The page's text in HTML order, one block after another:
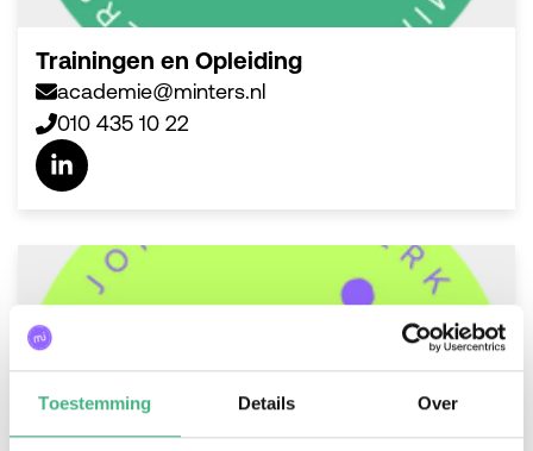
Toestemming Details Over
Trainingen en Opleiding
academie@minters.nl
010 435 10 22